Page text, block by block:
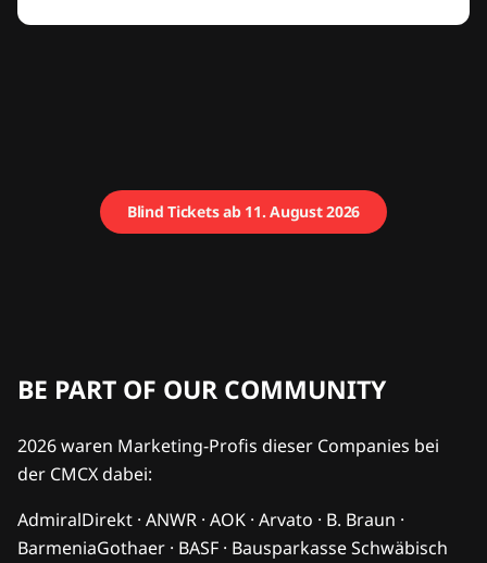
Blind Tickets ab 11. August 2026
BE PART OF OUR COMMUNITY
2026 waren Marketing-Profis dieser Companies bei
der CMCX dabei:
AdmiralDirekt · ANWR · AOK · Arvato · B. Braun ·
BarmeniaGothaer · BASF · Bausparkasse Schwäbisch